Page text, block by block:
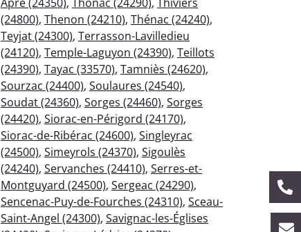
(24800), Thenon (24210), Thénac (24240),
Teyjat (24300), Terrasson-Lavilledieu
(24120), Temple-Laguyon (24390), Teillots
(24390), Tayac (33570), Tamniès (24620),
Sourzac (24400), Soulaures (24540),
Soudat (24360), Sorges (24460), Sorges
(24420), Siorac-en-Périgord (24170),
Siorac-de-Ribérac (24600), Singleyrac
(24500), Simeyrols (24370), Sigoulès
(24240), Servanches (24410), Serres-et-
Montguyard (24500), Sergeac (24290),
Sencenac-Puy-de-Fourches (24310), Sceau-
Saint-Angel (24300), Savignac-les-Églises